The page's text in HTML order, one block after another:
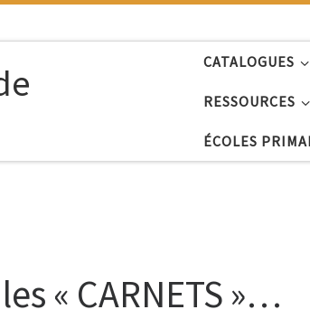
CATALOGUES
RESSOURCES
ÉCOLES
« CARNETS »…